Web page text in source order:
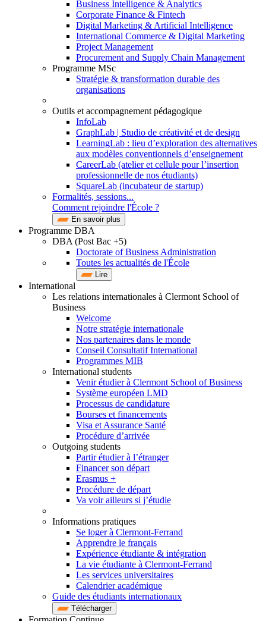
Business Intelligence & Analytics
Corporate Finance & Fintech
Digital Marketing & Artificial Intelligence
International Commerce & Digital Marketing
Project Management
Procurement and Supply Chain Management
Programme MSc
Stratégie & transformation durable des
organisations
Outils et accompagnement pédagogique
InfoLab
GraphLab | Studio de créativité et de design
LearningLab : lieu d’exploration des alternatives
aux modèles conventionnels d’enseignement
CareerLab (atelier et cellule pour l’insertion
professionnelle de nos étudiants)
SquareLab (incubateur de startup)
Formalités, sessions...
Comment rejoindre l'École ?
En savoir plus
Programme DBA
DBA (Post Bac +5)
Doctorate of Business Administration
Toutes les actualités de l'École
Lire
International
Les relations internationales à Clermont School of
Business
Welcome
Notre stratégie internationale
Nos partenaires dans le monde
Conseil Consultatif International
Programmes MIB
International students
Venir étudier à Clermont School of Business
Système européen LMD
Processus de candidature
Bourses et financements
Visa et Assurance Santé
Procédure d’arrivée
Outgoing students
Partir étudier à l’étranger
Financer son départ
Erasmus +
Procédure de départ
Va voir ailleurs si j’étudie
Informations pratiques
Se loger à Clermont-Ferrand
Apprendre le français
Expérience étudiante & intégration
La vie étudiante à Clermont-Ferrand
Les services universitaires
Calendrier académique
Guide des étudiants internationaux
Télécharger